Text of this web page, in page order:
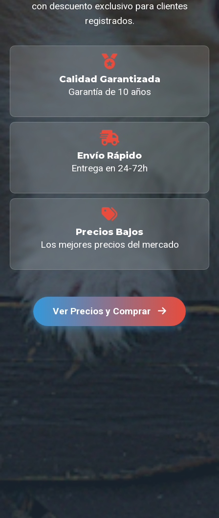
con descuento exclusivo para clientes
registrados.
Calidad Garantizada
Garantía de 10 años
Envío Rápido
Entrega en 24-72h
Precios Bajos
Los mejores precios del mercado
Ver Precios y Comprar